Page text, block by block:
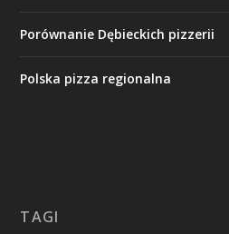
Porównanie Dębieckich pizzerii
Polska pizza regionalna
TAGI